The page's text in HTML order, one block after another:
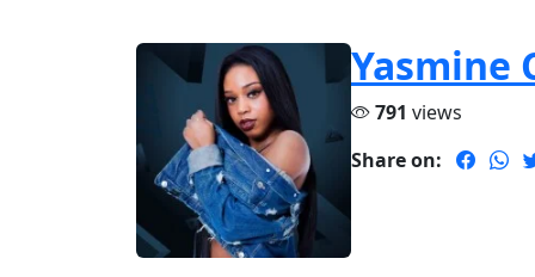
Yasmine
791 views
Share on: